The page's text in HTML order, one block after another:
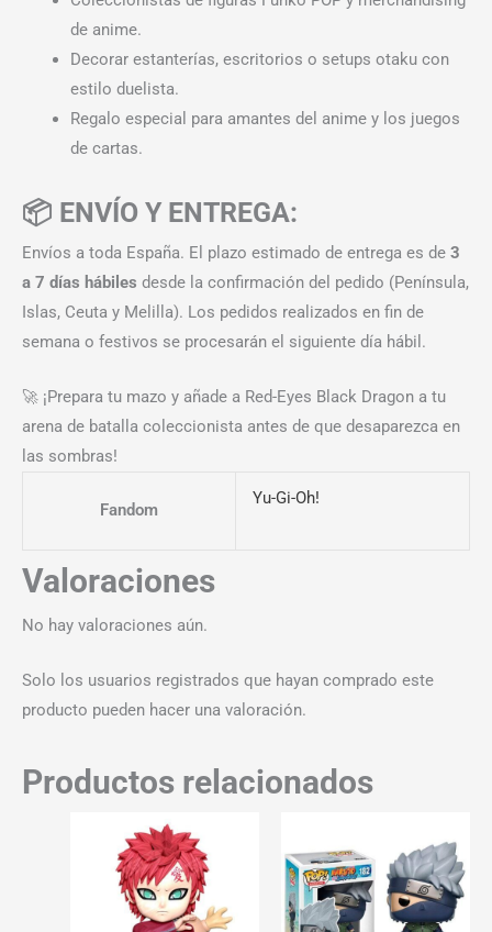
de anime.
Decorar estanterías, escritorios o setups otaku con
estilo duelista.
Regalo especial para amantes del anime y los juegos
de cartas.
📦 ENVÍO Y ENTREGA:
Envíos a toda España. El plazo estimado de entrega es de 3
a 7 días hábiles desde la confirmación del pedido (Península,
Islas, Ceuta y Melilla). Los pedidos realizados en fin de
semana o festivos se procesarán el siguiente día hábil.
🚀 ¡Prepara tu mazo y añade a Red-Eyes Black Dragon a tu
arena de batalla coleccionista antes de que desaparezca en
las sombras!
Fandom
Yu-Gi-Oh!
Valoraciones
No hay valoraciones aún.
Solo los usuarios registrados que hayan comprado este
producto pueden hacer una valoración.
Productos relacionados